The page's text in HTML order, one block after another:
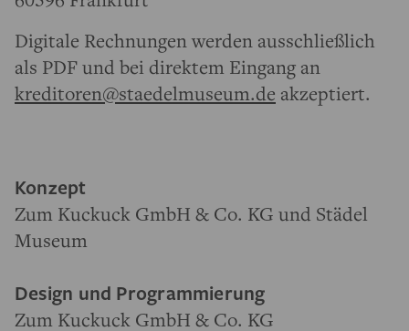
Digitale Rechnungen werden ausschließlich
als PDF und bei direktem Eingang an
kreditoren@staedelmuseum.de akzeptiert.
Konzept
Zum Kuckuck GmbH & Co. KG und Städel
Museum
Design und Programmierung
Zum Kuckuck GmbH & Co. KG